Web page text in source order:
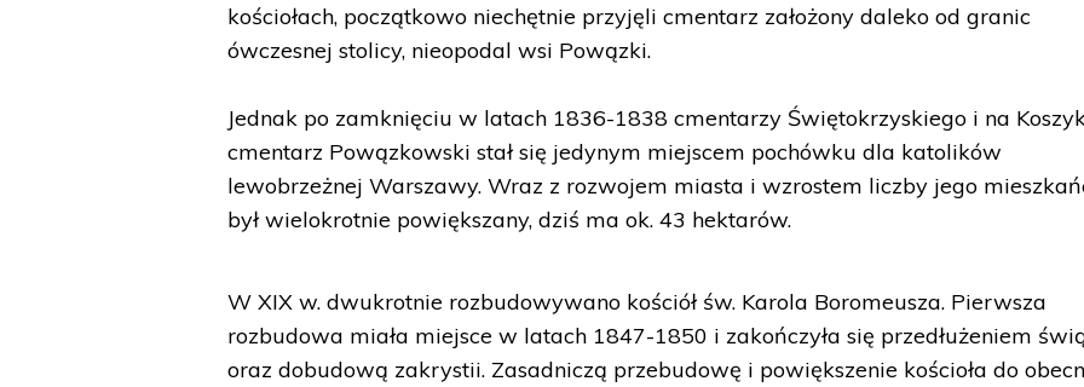
kościołach, początkowo niechętnie przyjęli cmentarz założony daleko od granic
ówczesnej stolicy, nieopodal wsi Powązki.
Jednak po zamknięciu w latach 1836-1838 cmentarzy Świętokrzyskiego i na
cmentarz Powązkowski stał się jedynym miejscem pochówku dla katolików
lewobrzeżnej Warszawy. Wraz z rozwojem miasta i wzrostem liczby jego
był wielokrotnie powiększany, dziś ma ok. 43 hektarów.
W XIX w. dwukrotnie rozbudowywano kościół św. Karola Boromeusza. Pierwsza
rozbudowa miała miejsce w latach 1847-1850 i zakończyła się przedłużeniem
oraz dobudową zakrystii. Zasadniczą przebudowę i powiększenie kościoła do